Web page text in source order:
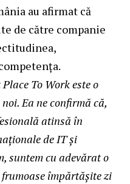
au afirmat că
de către companie
To Work este o
Ea ne confirmă că,
atinsă în
de IT și
suntem cu adevărat o
împărtășite zi